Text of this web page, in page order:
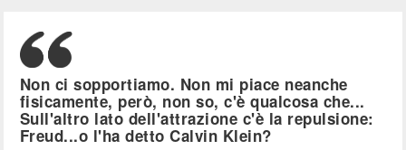
Non ci sopportiamo. Non mi piace neanche
fisicamente, però, non so, c'è qualcosa che...
Sull'altro lato dell'attrazione c'è la repulsione:
Freud...o l'ha detto Calvin Klein?